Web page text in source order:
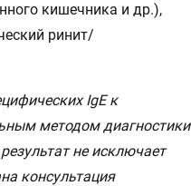
кишечника и др.),
ринит/
IgE к
методом диагностики
не исключает
консультация